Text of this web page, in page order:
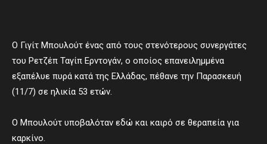
Ο Γιγίτ Μπουλούτ ένας από τους στενότερους συνεργάτες
του Ρετζέπ Ταγίπ Ερντογάν, ο οποίος επανειλημμένα
εξαπέλυε πυρά κατά της Ελλάδας, πέθανε την Παρασκευή
(11/7) σε ηλικία 53 ετών.
Ο Μπουλούτ υποβαλόταν εδώ και καιρό σε θεραπεία για
καρκίνο.